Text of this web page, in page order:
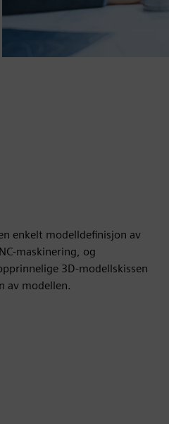
enkelt modelldefinisjon av
maskinering, og
3D-modellskissen
av modellen.